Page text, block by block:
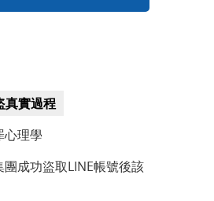
真實過程
心理學
成功盜取LINE帳號後該